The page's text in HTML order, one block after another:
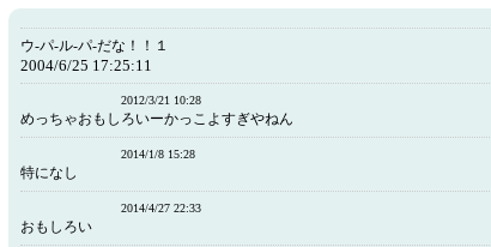
ウ-パ-ル-パ-だな！！１
2004/6/25 17:25:11
2012/3/21 10:28
めっちゃおもしろいーかっこよすぎやねん
2014/1/8 15:28
特になし
2014/4/27 22:33
おもしろい